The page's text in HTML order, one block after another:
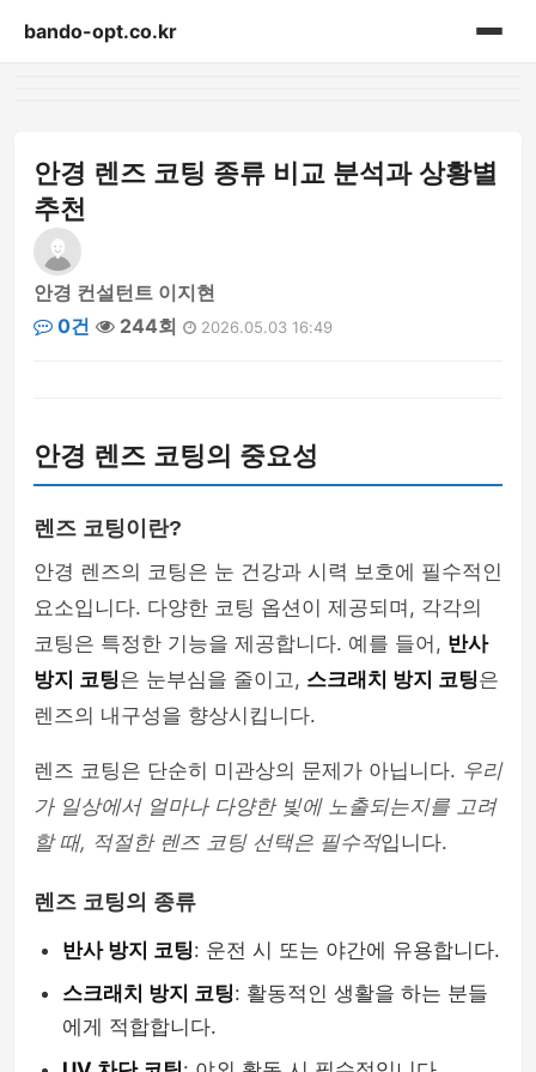
bando-opt.co.kr
안경 렌즈 코팅 종류 비교 분석과 상황별
추천
안경 컨설턴트 이지현
0건
244회 2026.05.03 16:49
안경 렌즈 코팅의 중요성
렌즈 코팅이란?
안경 렌즈의 코팅은 눈 건강과 시력 보호에 필수적인
요소입니다. 다양한 코팅 옵션이 제공되며, 각각의
코팅은 특정한 기능을 제공합니다. 예를 들어, 반사
방지 코팅은 눈부심을 줄이고, 스크래치 방지 코팅은
렌즈의 내구성을 향상시킵니다.
렌즈 코팅은 단순히 미관상의 문제가 아닙니다. 우리
가 일상에서 얼마나 다양한 빛에 노출되는지를 고려
할 때, 적절한 렌즈 코팅 선택은 필수적입니다.
렌즈 코팅의 종류
반사 방지 코팅: 운전 시 또는 야간에 유용합니다.
스크래치 방지 코팅: 활동적인 생활을 하는 분들
에게 적합합니다.